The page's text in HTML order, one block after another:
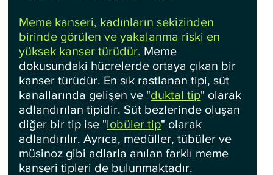
Meme kanseri, kadınların sekizinden
birinde görülen ve yakalanma riski en
yüksek kanser türüdür. Meme
dokusundaki hücrelerde ortaya çıkan bir
kanser türüdür. En sık rastlanan tipi, süt
kanallarında gelişen ve "duktal tip" olarak
adlandırılan tipidir. Süt bezlerinde oluşan
diğer bir tip ise "lobüler tip" olarak
adlandırılır. Ayrıca, medüller, tübüler ve
müsinoz gibi adlarla anılan farklı meme
kanseri tipleri de bulunmaktadır.